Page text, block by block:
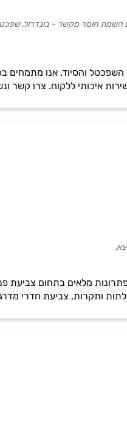
רב וניסיון מעל 10 שנים בתחום הצבע,
איכותי ללקוח. צרו קשר
חומר מקשר - בונדרול, שפכטל
תיקון נוסף הוא יחזור.
מלאים בתחום צביעת
ותקרות, צביעת חדרי